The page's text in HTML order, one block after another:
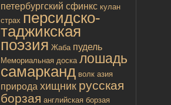
петербургский сфинкс кулан
страх персидско-
таджикская
поэзия Жаба пудель
Мемориальная доска лошадь
самарканд волк азия
природа хищник русская
борзая английская борзая